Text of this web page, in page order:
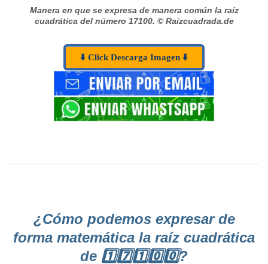
Manera en que se expresa de manera común la raíz
cuadrática del número 17100. © Raizcuadrada.de
⬇️ Click Descarga Imagen ⬇️
¿Cómo podemos expresar de
forma matemática la raíz cuadrática
de 1️⃣7️⃣1️⃣0️⃣0️⃣?